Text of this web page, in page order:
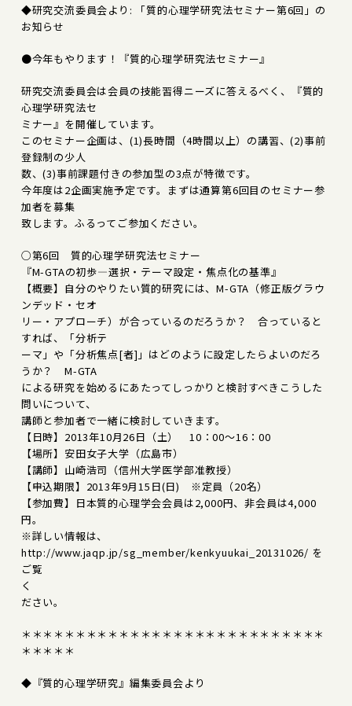
◆研究交流委員会より: 「質的心理学研究法セミナー第6回」の
お知らせ
●今年もやります！『質的心理学研究法セミナー』
研究交流委員会は会員の技能習得ニーズに答えるべく、『質的
心理学研究法セ
ミナー』を開催しています。
このセミナー企画は、(1)長時間（4時間以上）の講習、(2)事前
登録制の少人
数、(3)事前課題付きの参加型の3点が特徴です。
今年度は2企画実施予定です。まずは通算第6回目のセミナー参
加者を募集
致します。ふるってご参加ください。
○第6回 質的心理学研究法セミナー
『M-GTAの初歩―選択・テーマ設定・焦点化の基準』
【概要】自分のやりたい質的研究には、M-GTA（修正版グラウ
ンデッド・セオ
リー・アプローチ）が合っているのだろうか？ 合っていると
すれば、「分析テ
ーマ」や「分析焦点[者]」はどのように設定したらよいのだろ
うか？ M-GTA
による研究を始めるにあたってしっかりと検討すべきこうした
問いについて、
講師と参加者で一緒に検討していきます。
【日時】2013年10月26日（土） 10：00～16：00
【場所】安田女子大学（広島市）
【講師】山崎浩司（信州大学医学部准教授）
【申込期限】2013年9月15日(日) ※定員（20名）
【参加費】日本質的心理学会会員は2,000円、非会員は4,000
円。
※詳しい情報は、
http://www.jaqp.jp/sg_member/kenkyuukai_20131026/ を
ご覧
く
ださい。
＊＊＊＊＊＊＊＊＊＊＊＊＊＊＊＊＊＊＊＊＊＊＊＊＊＊＊＊
＊＊＊＊＊
◆『質的心理学研究』編集委員会より